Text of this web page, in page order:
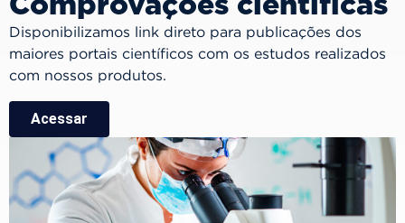
Comprovações científicas
Disponibilizamos link direto para publicações dos
maiores portais científicos com os estudos realizados
com nossos produtos.
Acessar